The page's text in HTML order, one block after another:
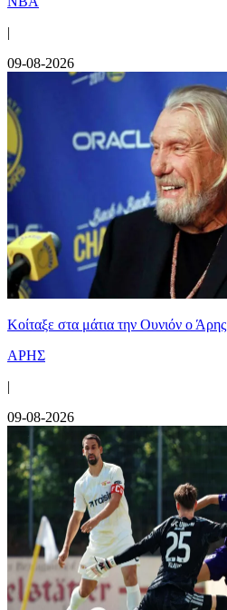
|
09-08-2026
Κοίταξε στα μάτια την Ουνιόν ο Άρης
ΑΡΗΣ
|
09-08-2026